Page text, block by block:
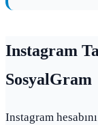
Instagram
SosyalGram
Instagram